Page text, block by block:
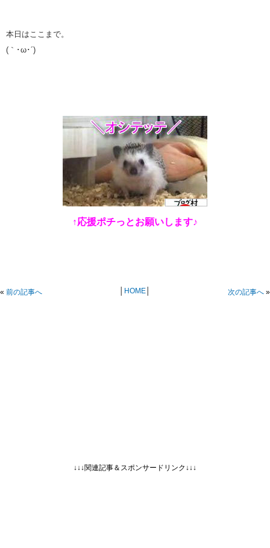
本日はここまで。
(｀･ω･´)ゞ
↑応援ポチっとお願いします♪
« 前の記事へ HOME│ 次の記事へ »
↓↓↓関連記事＆スポンサードリンク↓↓↓